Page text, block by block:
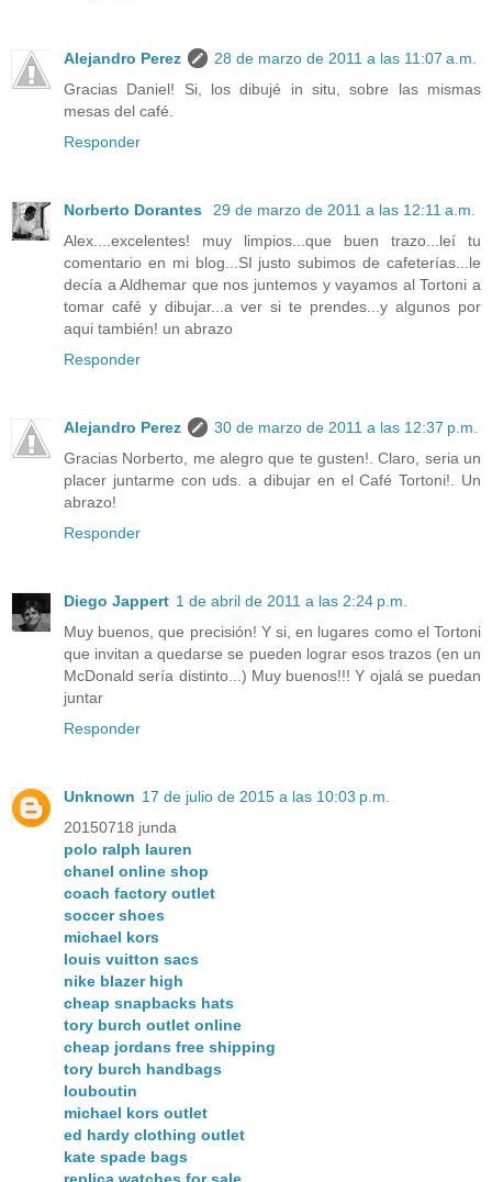
Alejandro Perez
28 de marzo de 2011 a las 11:07 a.m.
Gracias Daniel! Si, los dibujé in situ, sobre las mismas
mesas del café.
Responder
Norberto Dorantes
29 de marzo de 2011 a las 12:11 a.m.
Alex....excelentes! muy limpios...que buen trazo...leí tu
comentario en mi blog...SI justo subimos de cafeterías...le
decía a Aldhemar que nos juntemos y vayamos al Tortoni a
tomar café y dibujar...a ver si te prendes...y algunos por
aqui también! un abrazo
Responder
Alejandro Perez
30 de marzo de 2011 a las 12:37 p.m.
Gracias Norberto, me alegro que te gusten!. Claro, seria un
placer juntarme con uds. a dibujar en el Café Tortoni!. Un
abrazo!
Responder
Diego Jappert 1 de abril de 2011 a las 2:24 p.m.
Muy buenos, que precisión! Y si, en lugares como el Tortoni
que invitan a quedarse se pueden lograr esos trazos (en un
McDonald sería distinto...) Muy buenos!!! Y ojalá se puedan
juntar
Responder
Unknown 17 de julio de 2015 a las 10:03 p.m.
20150718 junda
polo ralph lauren
chanel online shop
coach factory outlet
soccer shoes
michael kors
louis vuitton sacs
nike blazer high
cheap snapbacks hats
tory burch outlet online
cheap jordans free shipping
tory burch handbags
louboutin
michael kors outlet
ed hardy clothing outlet
kate spade bags
replica watches for sale